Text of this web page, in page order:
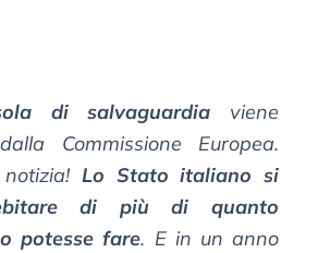
di salvaguardia viene
Commissione Europea.
Lo Stato italiano si
di più di quanto
potesse fare. E in un anno